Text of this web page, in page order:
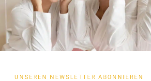
UNSEREN NEWSLETTER ABONNIEREN